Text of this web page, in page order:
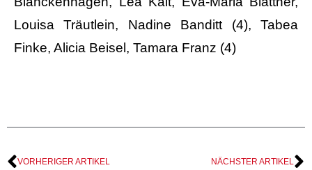
Louisa Träutlein, Nadine Banditt (4), Tabea
Finke, Alicia Beisel, Tamara Franz (4)
VORHERIGER ARTIKEL NÄCHSTER ARTIKEL